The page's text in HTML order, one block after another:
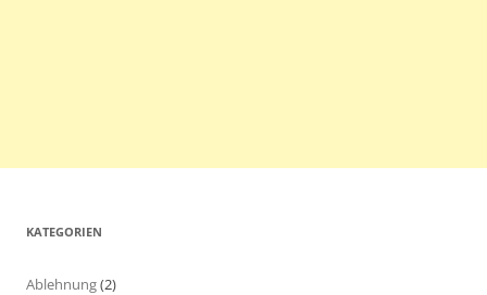
KATEGORIEN
Ablehnung(2)